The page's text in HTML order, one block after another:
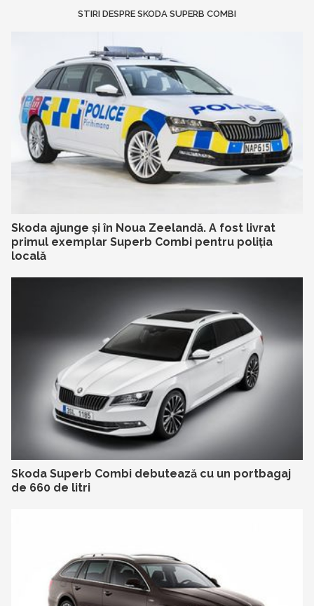
STIRI DESPRE SKODA SUPERB COMBI
Skoda ajunge și în Noua Zeelandă. A fost livrat
primul exemplar Superb Combi pentru poliția
locală
Skoda Superb Combi debutează cu un portbagaj
de 660 de litri